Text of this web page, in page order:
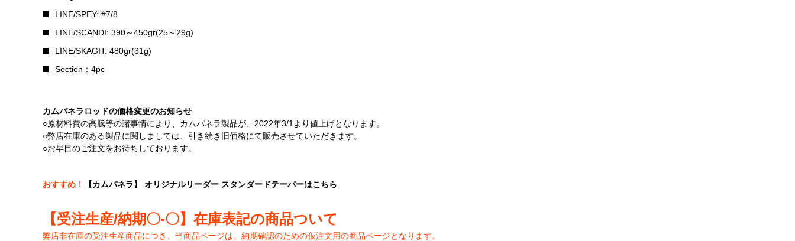
LINE/SPEY: #7/8
LINE/SCANDI: 390～450gr(25～29g)
LINE/SKAGIT: 480gr(31g)
Section：4pc
カムパネラロッドの価格変更のお知らせ
○原材料費の高騰等の諸事情により、カムパネラ製品が、2022年3/1より値上げとなります。
○弊店在庫のある製品に関しましては、引き続き旧価格にて販売させていただきます。
○お早目のご注文をお待ちしております。
おすすめ！ 【カムパネラ】 オリジナルリーダー スタンダードテーパーはこちら
【受注生産/納期〇-〇】在庫表記の商品ついて
弊店非在庫の受注生産商品につき、当商品ページは、納期確認のための仮注文用の商品ページとなります。